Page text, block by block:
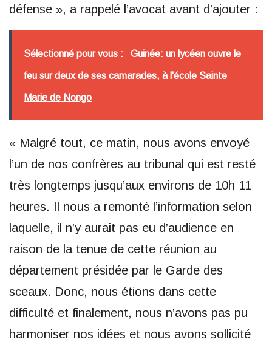
défense », a rappelé l’avocat avant d’ajouter :
Sélectionné pour vous : Guinée: un lycéen ouvre le
feu sur deux de ses camarades, à l'école Sainte
Marie de Nongo
« Malgré tout, ce matin, nous avons envoyé
l’un de nos confrères au tribunal qui est resté
très longtemps jusqu’aux environs de 10h 11
heures. Il nous a remonté l’information selon
laquelle, il n’y aurait pas eu d’audience en
raison de la tenue de cette réunion au
département présidée par le Garde des
sceaux. Donc, nous étions dans cette
difficulté et finalement, nous n’avons pas pu
harmoniser nos idées et nous avons sollicité